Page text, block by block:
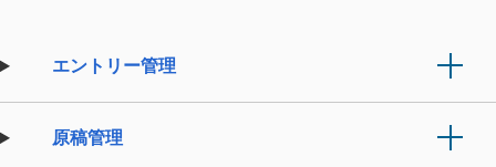
す。
個人情報とは
エントリー管理
原稿管理